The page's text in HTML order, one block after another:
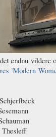
endnu
'Modern